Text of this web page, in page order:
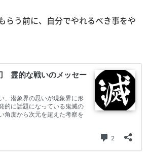
らう前に、自分でやれるべき事をや